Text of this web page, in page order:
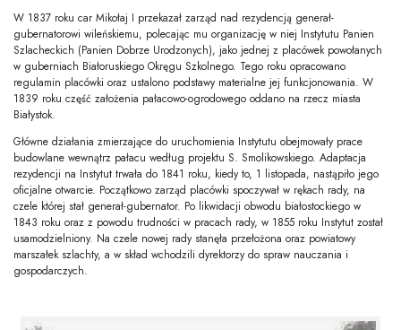
W 1837 roku car Mikołaj I przekazał zarząd nad rezydencją generał-
gubernatorowi wileńskiemu, polecając mu organizację w niej Instytutu Panien
Szlacheckich (Panien Dobrze Urodzonych), jako jednej z placówek powołanych
w guberniach Białoruskiego Okręgu Szkolnego. Tego roku opracowano
regulamin placówki oraz ustalono podstawy materialne jej funkcjonowania. W
1839 roku część założenia pałacowo-ogrodowego oddano na rzecz miasta
Białystok.
Główne działania zmierzające do uruchomienia Instytutu obejmowały prace
budowlane wewnątrz pałacu według projektu S. Smolikowskiego. Adaptacja
rezydencji na Instytut trwała do 1841 roku, kiedy to, 1 listopada, nastąpiło jego
oficjalne otwarcie. Początkowo zarząd placówki spoczywał w rękach rady, na
czele której stał generał-gubernator. Po likwidacji obwodu białostockiego w
1843 roku oraz z powodu trudności w pracach rady, w 1855 roku Instytut został
usamodzielniony. Na czele nowej rady stanęła przełożona oraz powiatowy
marszałek szlachty, a w skład wchodzili dyrektorzy do spraw nauczania i
gospodarczych.